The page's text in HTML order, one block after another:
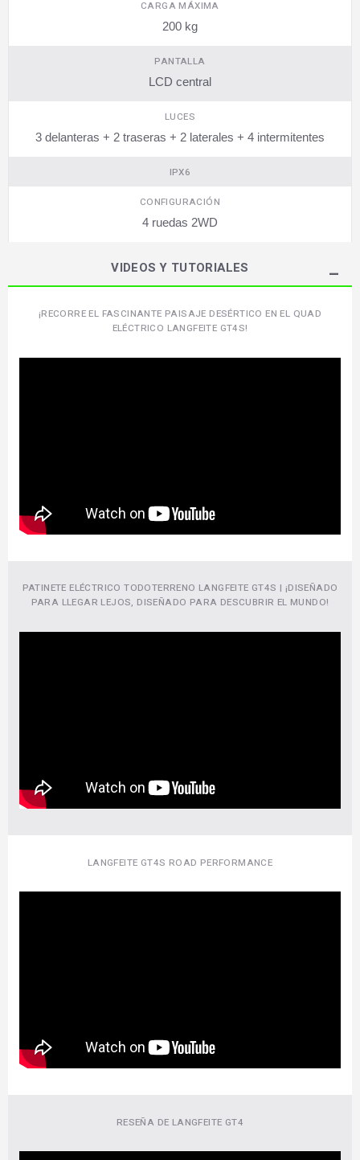
CARGA MÁXIMA
200 kg
PANTALLA
LCD central
LUCES
3 delanteras + 2 traseras + 2 laterales + 4 intermitentes
IPX6
CONFIGURACIÓN
4 ruedas 2WD
VIDEOS Y TUTORIALES
¡RECORRE EL FASCINANTE PAISAJE DESÉRTICO EN EL QUAD
ELÉCTRICO LANGFEITE GT4S!
PATINETE ELÉCTRICO TODOTERRENO LANGFEITE GT4S | ¡DISEÑADO
PARA LLEGAR LEJOS, DISEÑADO PARA DESCUBRIR EL MUNDO!
LANGFEITE GT4S ROAD PERFORMANCE
RESEÑA DE LANGFEITE GT4